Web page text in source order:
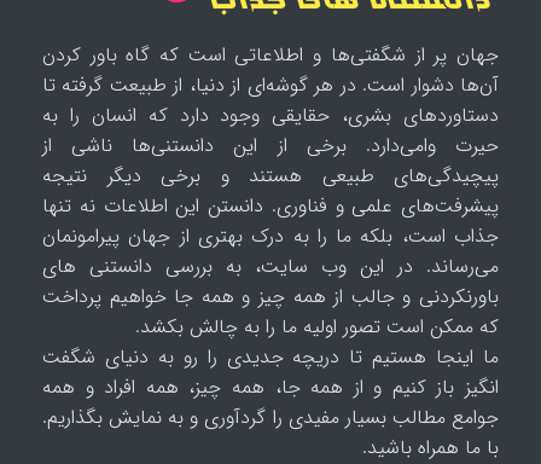
جهان پر از شگفتی‌ها و اطلاعاتی است که گاه باور کردن
آن‌ها دشوار است. در هر گوشه‌ای از دنیا، از طبیعت گرفته تا
دستاوردهای بشری، حقایقی وجود دارد که انسان را به
حیرت وامی‌دارد. برخی از این دانستنی‌ها ناشی از
پیچیدگی‌های طبیعی هستند و برخی دیگر نتیجه
پیشرفت‌های علمی و فناوری. دانستن این اطلاعات نه تنها
جذاب است، بلکه ما را به درک بهتری از جهان پیرامونمان
می‌رساند. در این وب سایت، به بررسی دانستنی های
باورنکردنی و جالب از همه چیز و همه جا خواهیم پرداخت
که ممکن است تصور اولیه ما را به چالش بکشد.
ما اینجا هستیم تا دریچه جدیدی را رو به دنیای شگفت
انگیز باز کنیم و از همه جا، همه چیز، همه افراد و همه
جوامع مطالب بسیار مفیدی را گردآوری و به نمایش بگذاریم.
با ما همراه باشید.